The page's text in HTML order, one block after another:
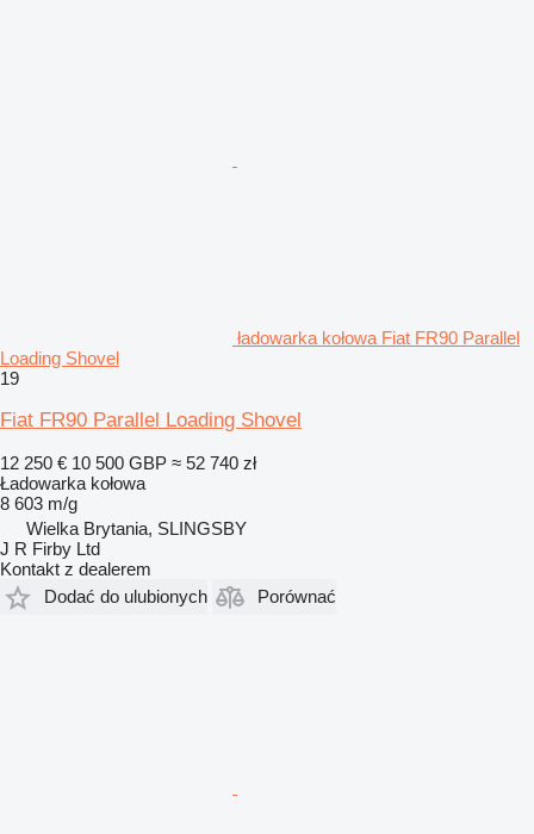
ładowarka kołowa Fiat FR90 Parallel
Loading Shovel
19
Fiat FR90 Parallel Loading Shovel
12 250 € 10 500 GBP ≈ 52 740 zł
Ładowarka kołowa
8 603 m/g
Wielka Brytania, SLINGSBY
J R Firby Ltd
Kontakt z dealerem
Dodać do ulubionych
Porównać